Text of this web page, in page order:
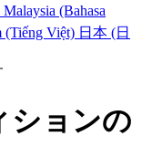
Malaysia (Bahasa
(Tiếng Việt) 日本 (日
ションの